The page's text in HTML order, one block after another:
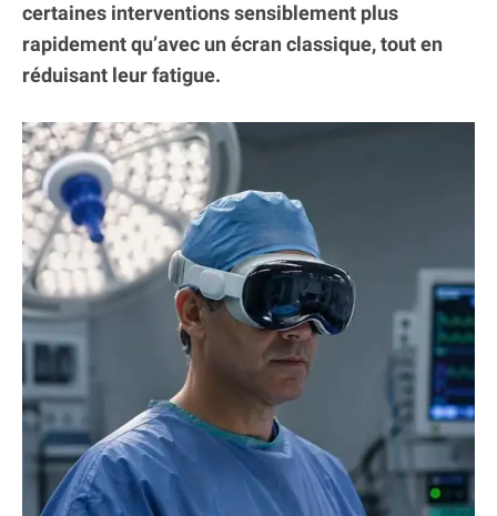
certaines interventions sensiblement plus
rapidement qu’avec un écran classique, tout en
réduisant leur fatigue.